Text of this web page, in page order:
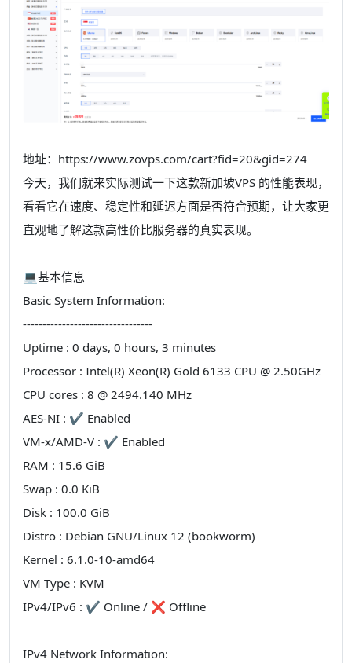
地址：https://www.zovps.com/cart?fid=20&gid=274
今天，我们就来实际测试一下这款新加坡VPS 的性能表现，
看看它在速度、稳定性和延迟方面是否符合预期，让大家更
直观地了解这款高性价比服务器的真实表现。
💻基本信息
Basic System Information:
---------------------------------
Uptime : 0 days, 0 hours, 3 minutes
Processor : Intel(R) Xeon(R) Gold 6133 CPU @ 2.50GHz
CPU cores : 8 @ 2494.140 MHz
AES-NI : ✔ Enabled
VM-x/AMD-V : ✔ Enabled
RAM : 15.6 GiB
Swap : 0.0 KiB
Disk : 100.0 GiB
Distro : Debian GNU/Linux 12 (bookworm)
Kernel : 6.1.0-10-amd64
VM Type : KVM
IPv4/IPv6 : ✔ Online / ❌ Offline
IPv4 Network Information: